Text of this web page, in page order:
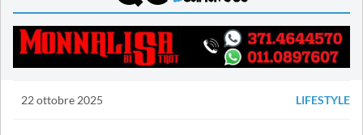
22 ottobre 2025 LIFESTYLE